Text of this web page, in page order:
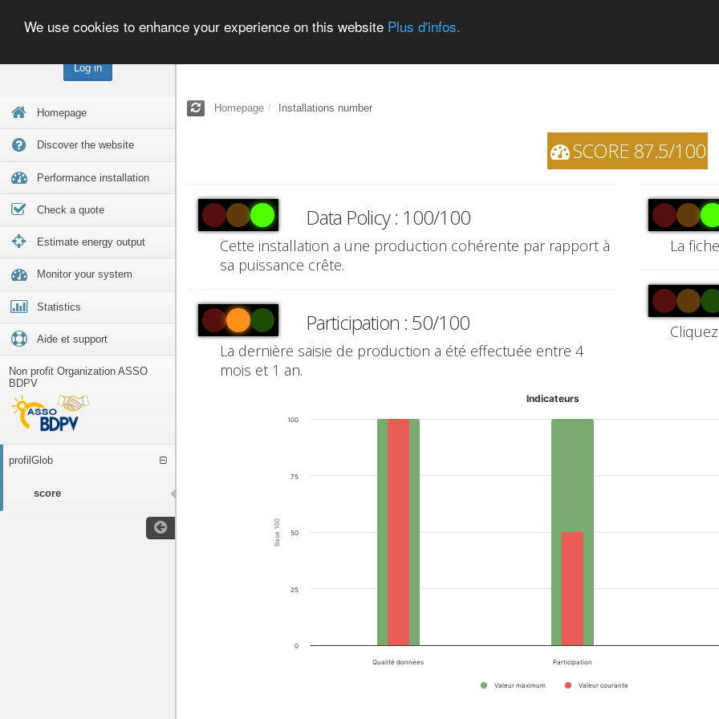
Log in
Homepage
Discover the website
Performance installation
Check a quote
Estimate energy output
Monitor your system
Statistics
Aide et support
Non profit Organization ASSO
BDPV
profilGlob
score
We use cookies to enhance your experience on this website Plus d'infos.
Homepage Installations number
SCORE 87.5/100
Data Policy : 100/100
Cette installation a une production cohérente par rapport à
sa puissance crête.
Participation : 50/100
La dernière saisie de production a été effectuée entre 4
mois et 1 an.
La
Base 100
Indicateurs
Valeur maximum Valeur courante
Qualité données Participation
0
25
50
75
100